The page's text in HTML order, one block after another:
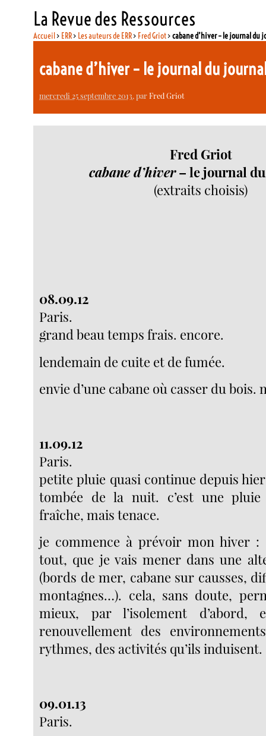
La Revue des Ressources
Accueil> ERR> Les auteurs de ERR> Fred Griot>cabane d’hiver – le journal du
cabane d’hiver – le journal du
mercredi 25 septembre 2013, parFred Griot
Fred Griot
cabane d’hiver– le journal
(extraits choisis)
08.09.12
Paris.
grand beau temps frais. encore.
lendemain de cuite et de fumée.
envie d’une cabane où casser du bois.
11.09.12
Paris.
petite pluie quasi continue depuis
tombée de la nuit. c’est une pluie
fraîche, mais tenace.
je commence à prévoir mon hiver :
tout, que je vais mener dans une
(bords de mer, cabane sur causses,
montagnes…). cela, sans doute,
mieux, par l’isolement
renouvellement des
rythmes, des activités qu’ils induisent.
09.01.13
Paris.